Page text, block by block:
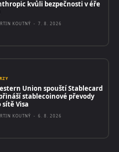
kvůli bezpečnosti v éře
KOUTNÝ - 7. 8. 2026
Union spouští Stablecard
stablecoinové převody
sítě Visa
KOUTNÝ - 6. 8. 2026